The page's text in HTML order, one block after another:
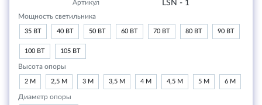
Артикул LSN - 1
Мощность светильника
35 ВТ 40 ВТ 50 ВТ 60 ВТ 70 ВТ 80 ВТ 90 ВТ
100 ВТ 105 ВТ
Высота опоры
2 М 2,5 М 3 М 3,5 М 4 М 4,5 М 5 М 6 М
Диаметр опоры